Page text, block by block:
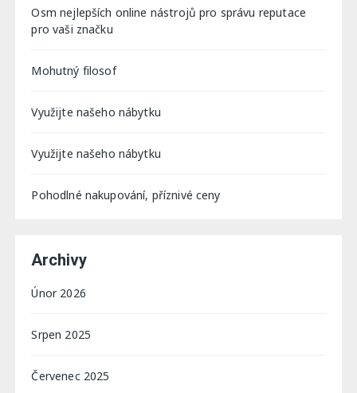
Osm nejlepších online nástrojů pro správu reputace
pro vaši značku
Mohutný filosof
Využijte našeho nábytku
Využijte našeho nábytku
Pohodlné nakupování, příznivé ceny
Archivy
Únor 2026
Srpen 2025
Červenec 2025